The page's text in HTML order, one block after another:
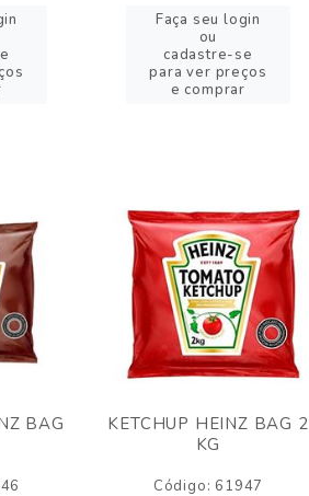
Faça seu login
ou
cadastre-se
para ver preços
e comprar
BAG
KETCHUP HEINZ BAG 2
KG
Código: 61947